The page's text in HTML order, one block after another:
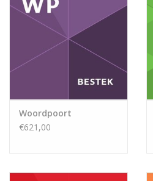
Woordpoort
€621,00